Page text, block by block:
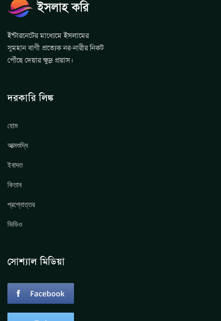
ইন্টারনেটের মাধ্যেমে ইসলামের
সুমহান বাণী প্রত্যেক নর-নারীর নিকট
পৌঁছে দেয়ার ক্ষুদ্র প্রয়াস।
দরকারি লিঙ্ক
হোম
আত্মশুদ্ধি
ইবাদত
কিতাব
প্রশ্নোত্তর
ভিডিও
সোশ্যাল মিডিয়া